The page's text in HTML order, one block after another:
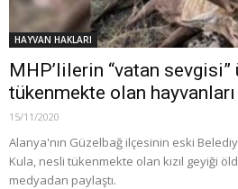
HAYVAN HAKLARI
MHP’lilerin “vatan
tükenmekte olan
15/11/2020
Alanya'nın Güzelbağ ilçesinin eski
Kula, nesli tükenmekte olan kızıl geyiği
medyadan paylaştı.